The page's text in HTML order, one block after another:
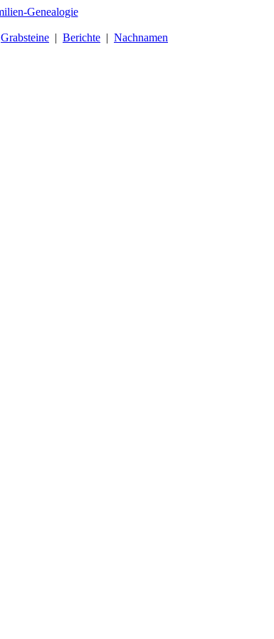
Grabsteine | Berichte | Nachnamen